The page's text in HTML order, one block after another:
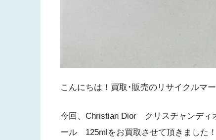
こんにちは！買取･販売のリサイクルマ
今回、Christian Dior クリスチャンディ
ール 125mlをお買取させて頂きました！